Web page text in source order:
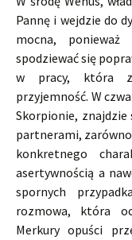
Pannę i wejdzie do
mocna, ponieważ
spodziewać się
w pracy, która
przyjemność. W
Skorpionie,
partnerami,
konkretnego
asertywnością a
spornych
rozmowa, która
Merkury opuści